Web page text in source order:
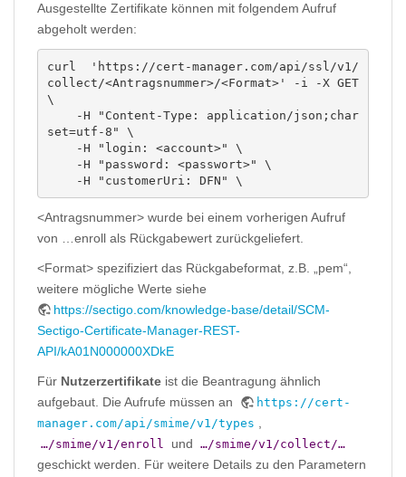
Ausgestellte Zertifikate können mit folgendem Aufruf
abgeholt werden:
curl  'https://cert-manager.com/api/ssl/v1/
collect/<Antragsnummer>/<Format>' -i -X GET
\
set=utf-8" \
    -H "customerUri: DFN" \
<Antragsnummer> wurde bei einem vorherigen Aufruf
von …enroll als Rückgabewert zurückgeliefert.
<Format> spezifiziert das Rückgabeformat, z.B. „pem“,
weitere mögliche Werte siehe
https://sectigo.com/knowledge-base/detail/SCM-
Sectigo-Certificate-Manager-REST-
API/kA01N000000XDkE
Für Nutzerzertifikate ist die Beantragung ähnlich
aufgebaut. Die Aufrufe müssen an
https://cert-
manager.com/api/smime/v1/types
…/smime/v1/enroll und …/smime/v1/collect/…
geschickt werden. Für weitere Details zu den Parametern